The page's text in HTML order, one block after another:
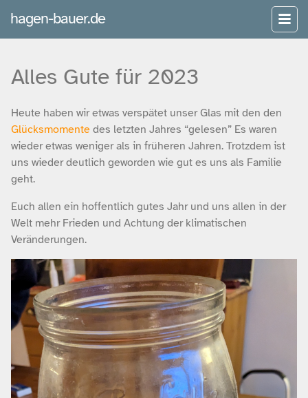
hagen-bauer.de
Alles Gute für 2023
Heute haben wir etwas verspätet unser Glas mit den den
Glücksmomente des letzten Jahres “gelesen” Es waren
wieder etwas weniger als in früheren Jahren. Trotzdem ist
uns wieder deutlich geworden wie gut es uns als Familie
geht.
Euch allen ein hoffentlich gutes Jahr und uns allen in der
Welt mehr Frieden und Achtung der klimatischen
Veränderungen.